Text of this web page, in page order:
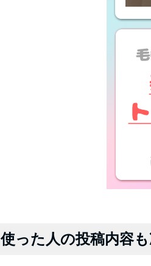
使った人の投稿内容